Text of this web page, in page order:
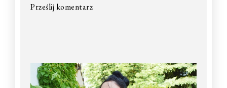
Prześlij komentarz